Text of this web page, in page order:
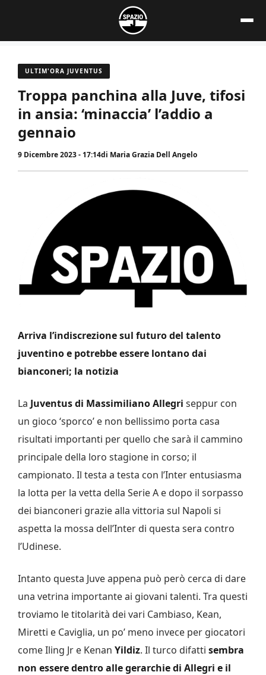
contenuto
ULTIM'ORA JUVENTUS
Troppa panchina alla Juve, tifosi
in ansia: ‘minaccia’ l’addio a
gennaio
9 Dicembre 2023 - 17:14di Maria Grazia Dell Angelo
Arriva l’indiscrezione sul futuro del talento
juventino e potrebbe essere lontano dai
bianconeri; la notizia
La Juventus di Massimiliano Allegri seppur con
un gioco ‘sporco’ e non bellissimo porta casa
risultati importanti per quello che sarà il cammino
principale della loro stagione in corso; il
campionato. Il testa a testa con l’Inter entusiasma
la lotta per la vetta della Serie A e dopo il sorpasso
dei bianconeri grazie alla vittoria sul Napoli si
aspetta la mossa dell’Inter di questa sera contro
l’Udinese.
Intanto questa Juve appena può però cerca di dare
una vetrina importante ai giovani talenti. Tra questi
troviamo le titolarità dei vari Cambiaso, Kean,
Miretti e Caviglia, un po’ meno invece per giocatori
come Iling Jr e Kenan Yildiz. Il turco difatti sembra
non essere dentro alle gerarchie di Allegri e il